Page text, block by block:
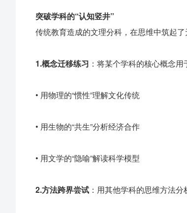
突破学科的“认知竖井”
传统教育造成的文理分科，在思维中筑起了
1.概念迁移练习 ：将某个学科的核心概念
• 用物理的“惯性”理解文化传统
• 用生物的“共生”分析经济合作
• 用文学的“隐喻”解读科学模型
2.方法跨界尝试 ：用其他学科的思维方法